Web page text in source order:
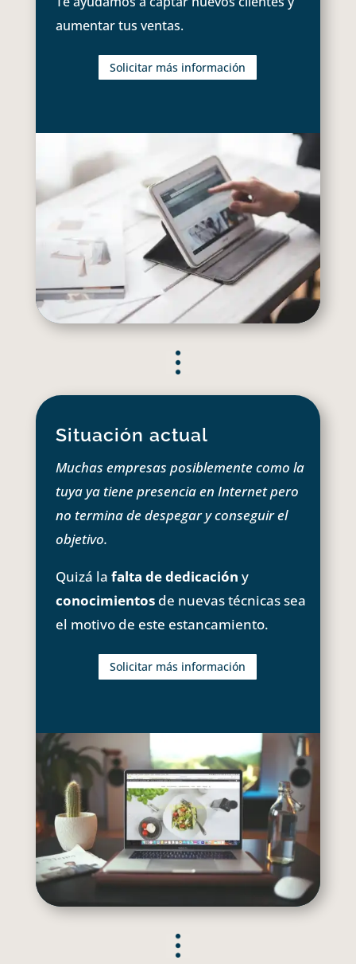
aumentar tus ventas.
Solicitar más información
Situación actual
Muchas empresas posiblemente como la
tuya ya tiene presencia en Internet pero
no termina de despegar y conseguir el
objetivo.
Quizá la falta de dedicación y
conocimientosde nuevas técnicas sea
el motivo de este estancamiento.
Solicitar más información